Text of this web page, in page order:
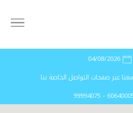
04/08/2026
عبر صفحات التواصل الخاصة بنا
99994075 -